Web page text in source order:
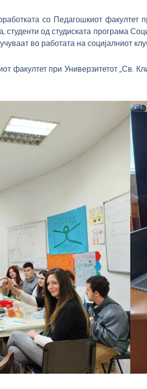
со Педагошкиот факултет
од студиската програма
во работата на социјалниот
факултет при Универзитетот „Св.